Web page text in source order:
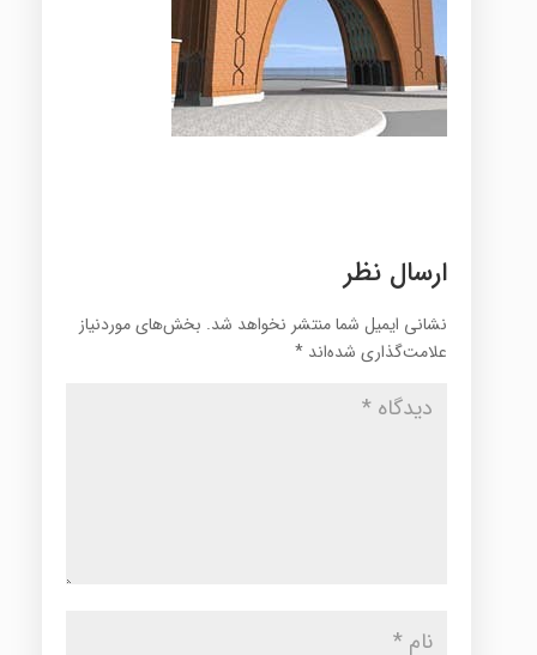
ارسال نظر
نشانی ایمیل شما منتشر نخواهد شد. بخش‌های موردنیاز
علامت‌گذاری شده‌اند *